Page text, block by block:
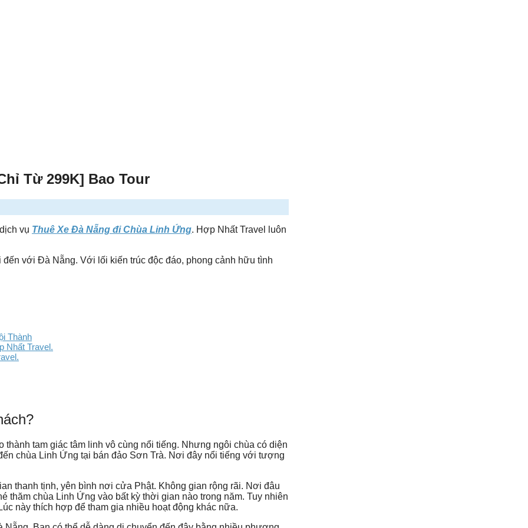
Từ 299K] Bao Tour
vụ Thuê Xe Đà Nẵng đi Chùa Linh Ứng. Hợp Nhất Travel luôn
với Đà Nẵng. Với lối kiến trúc độc đáo, phong cảnh hữu tình
Thành
Nhất Travel.
tam giác tâm linh vô cùng nổi tiếng. Nhưng ngôi chùa có diện
chùa Linh Ứng tại bán đảo Sơn Trà. Nơi đây nổi tiếng với tượng
thanh tịnh, yên bình nơi cửa Phật. Không gian rộng rãi. Nơi đâu
thăm chùa Linh Ứng vào bất kỳ thời gian nào trong năm. Tuy nhiên
này thích hợp để tham gia nhiều hoạt động khác nữa.